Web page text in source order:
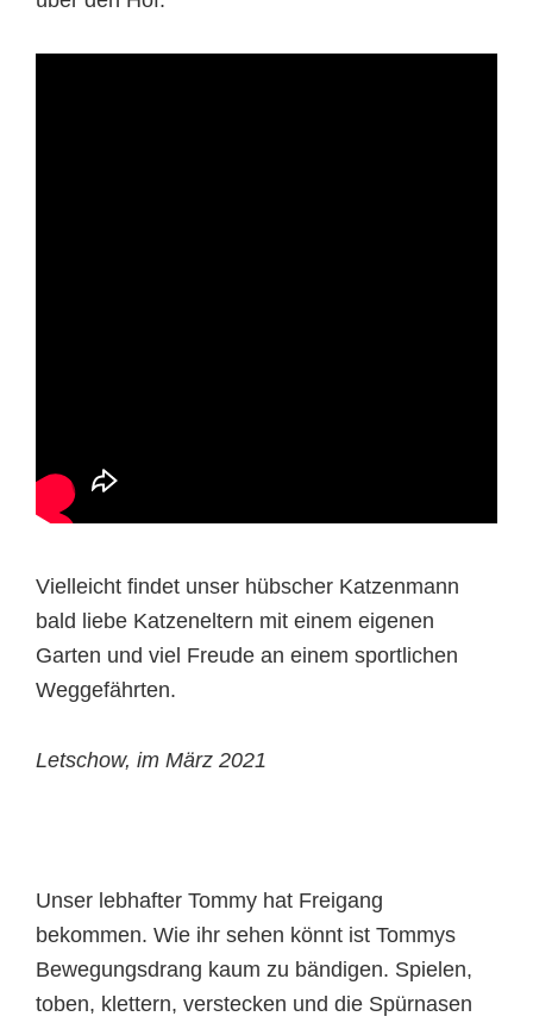
Vielleicht findet unser hübscher Katzenmann
bald liebe Katzeneltern mit einem eigenen
Garten und viel Freude an einem sportlichen
Weggefährten.
Letschow, im März 2021
Unser lebhafter Tommy hat Freigang
bekommen. Wie ihr sehen könnt ist Tommys
Bewegungsdrang kaum zu bändigen. Spielen,
toben, klettern, verstecken und die Spürnasen